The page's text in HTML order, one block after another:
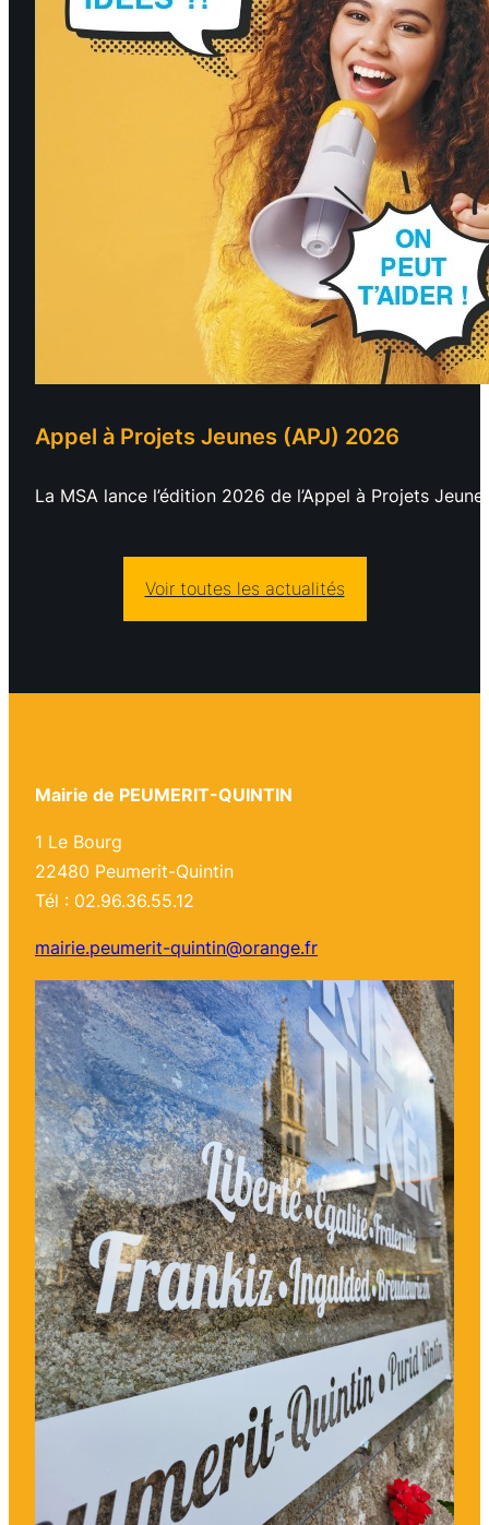
Appel à Projets Jeunes (APJ) 2026
La MSA lance l’édition 2026 de l’Appel à Projets
Voir toutes les actualités
Mairie de PEUMERIT-QUINTIN
1 Le Bourg
22480 Peumerit-Quintin
Tél : 02.96.36.55.12
mairie.peumerit-quintin@orange.fr